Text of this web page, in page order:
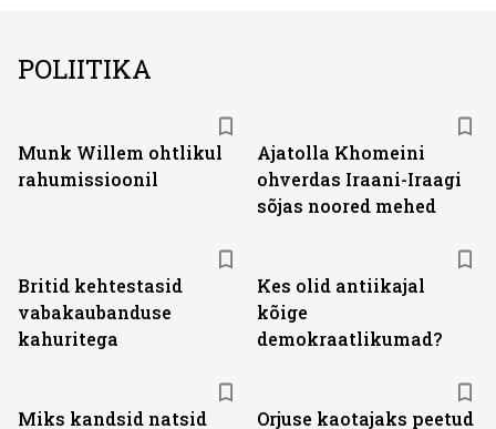
POLIITIKA
Munk Willem ohtlikul
rahumissioonil
Ajatolla Khomeini
ohverdas Iraani-Iraagi
sõjas noored mehed
Britid kehtestasid
vabakaubanduse
kahuritega
Kes olid antiikajal
kõige
demokraatlikumad?
Miks kandsid natsid
Orjuse kaotajaks peetud